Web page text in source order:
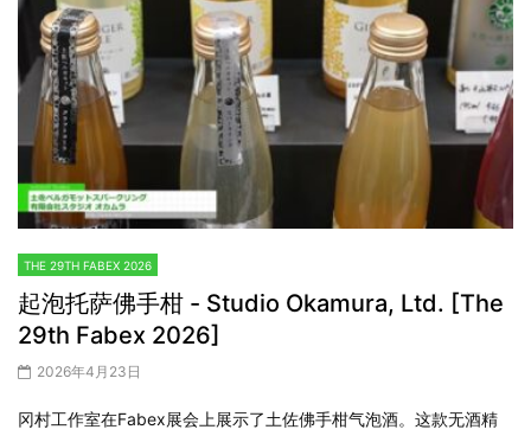
THE 29TH FABEX 2026
起泡托萨佛手柑 - Studio Okamura, Ltd. [The
29th Fabex 2026]
2026年4月23日
冈村工作室在Fabex展会上展示了土佐佛手柑气泡酒。这款无酒精